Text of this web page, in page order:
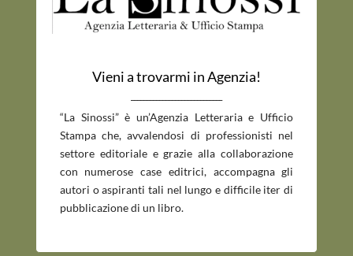
Vieni a trovarmi in Agenzia!
“La Sinossi” è un’Agenzia Letteraria e Ufficio
Stampa che, avvalendosi di professionisti nel
settore editoriale e grazie alla collaborazione
con numerose case editrici, accompagna gli
autori o aspiranti tali nel lungo e difficile iter di
pubblicazione di un libro.